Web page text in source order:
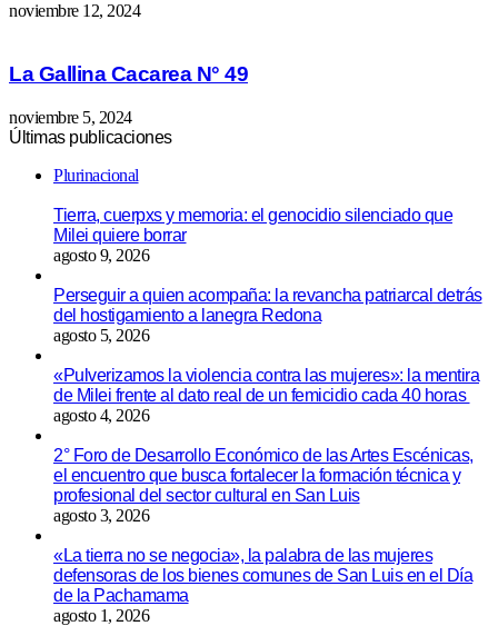
noviembre 12, 2024
La Gallina Cacarea N° 49
noviembre 5, 2024
Últimas publicaciones
Plurinacional
Tierra, cuerpxs y memoria: el genocidio silenciado que
Milei quiere borrar
agosto 9, 2026
Perseguir a quien acompaña: la revancha patriarcal detrás
del hostigamiento a lanegra Redona
agosto 5, 2026
«Pulverizamos la violencia contra las mujeres»: la mentira
de Milei frente al dato real de un femicidio cada 40 horas
agosto 4, 2026
2° Foro de Desarrollo Económico de las Artes Escénicas,
el encuentro que busca fortalecer la formación técnica y
profesional del sector cultural en San Luis
agosto 3, 2026
«La tierra no se negocia», la palabra de las mujeres
defensoras de los bienes comunes de San Luis en el Día
de la Pachamama
agosto 1, 2026